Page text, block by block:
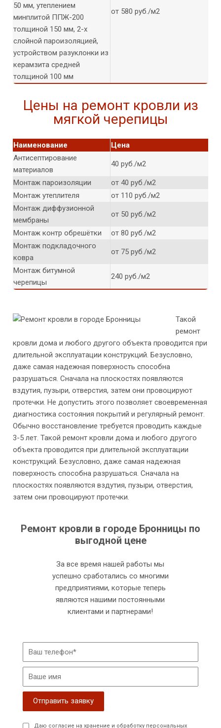
50 мм, утеплением
минплитой ППЖ-200
толщиной 150 мм, 2-х
слойной пароизоляцией,
устройством разуклонки из
керамзита средней
толщиной 100 мм
от 580 руб./м2
Цены на ремонт кровли из
мягкой черепицы
Наименование
Цена
Антисептирование
материалов
40 руб./м2
Монтаж пароизоляции
от 40 руб./м2
Монтаж утеплителя
от 110 руб./м2
Монтаж диффузионной
мембраны
от 50 руб./м2
Монтаж контр обрешётки
от 80 руб./м2
Монтаж подкладочного
ковра
от 75 руб./м2
Монтаж битумной
черепицы
240 руб./м2
Такой
ремонт
кровли дома и любого другого объекта проводится при
длительной эксплуатации конструкций. Безусловно,
даже самая надежная поверхность способна
разрушаться. Сначала на плоскостях появляются
вздутия, пузыри, отверстия, затем они провоцируют
протечки. Не допустить этого позволяет своевременная
диагностика состояния покрытий и регулярный ремонт.
Обычно восстановление требуется проводить каждые
3-5 лет. Такой ремонт кровли дома и любого другого
объекта проводится при длительной эксплуатации
конструкций. Безусловно, даже самая надежная
поверхность способна разрушаться. Сначала на
плоскостях появляются вздутия, пузыри, отверстия,
затем они провоцируют протечки.
Ремонт кровли в городе Бронницы по
выгодной цене
За все время нашей работы мы
успешно сработались со многими
предприятиями, которые теперь
являются нашими постоянными
клиентами и партнерами!
Даю согласие на хранение и обработку персональных